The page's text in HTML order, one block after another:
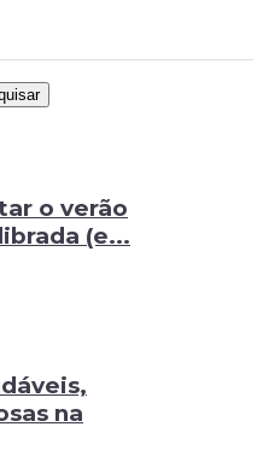
o verão
(e...
na